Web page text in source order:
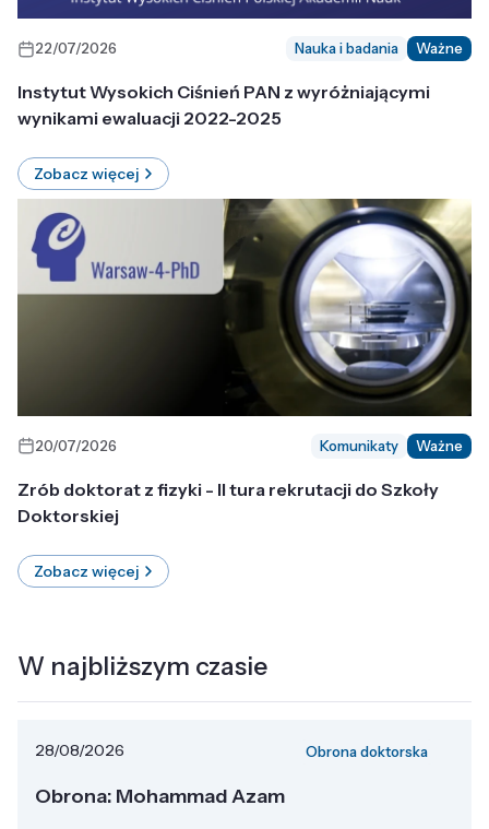
22/07/2026 Nauka i badania Ważne
Instytut Wysokich Ciśnień PAN z wyróżniającymi
wynikami ewaluacji 2022-2025
Zobacz więcej
20/07/2026 Komunikaty Ważne
Zrób doktorat z fizyki - II tura rekrutacji do Szkoły
Doktorskiej
Zobacz więcej
W najbliższym czasie
28/08/2026 Obrona doktorska
Obrona: Mohammad Azam